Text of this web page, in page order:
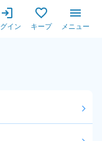
イン キープ メニュー
arrow_forward_ios